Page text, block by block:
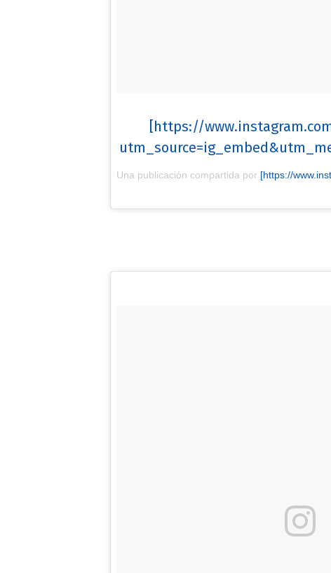
[https://
Una publicación compartida por [https://www.instagram.com/mileycyrus/